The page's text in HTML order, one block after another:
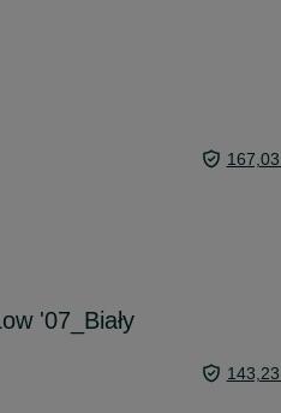
'07_Biały